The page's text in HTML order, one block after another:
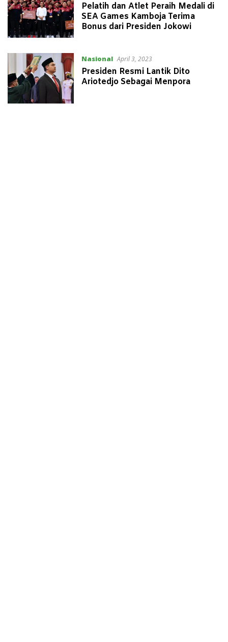
Pelatih dan Atlet Peraih Medali di
SEA Games Kamboja Terima
Bonus dari Presiden Jokowi
Nasional April 3, 2023
Presiden Resmi Lantik Dito
Ariotedjo Sebagai Menpora